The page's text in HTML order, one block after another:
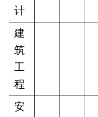
计
建
筑
工
程
安